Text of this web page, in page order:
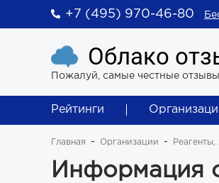
+7 (495) 970-46-80
Облако
Пожалуй, самые честные
Рейтинги
Главная Организации
Информация